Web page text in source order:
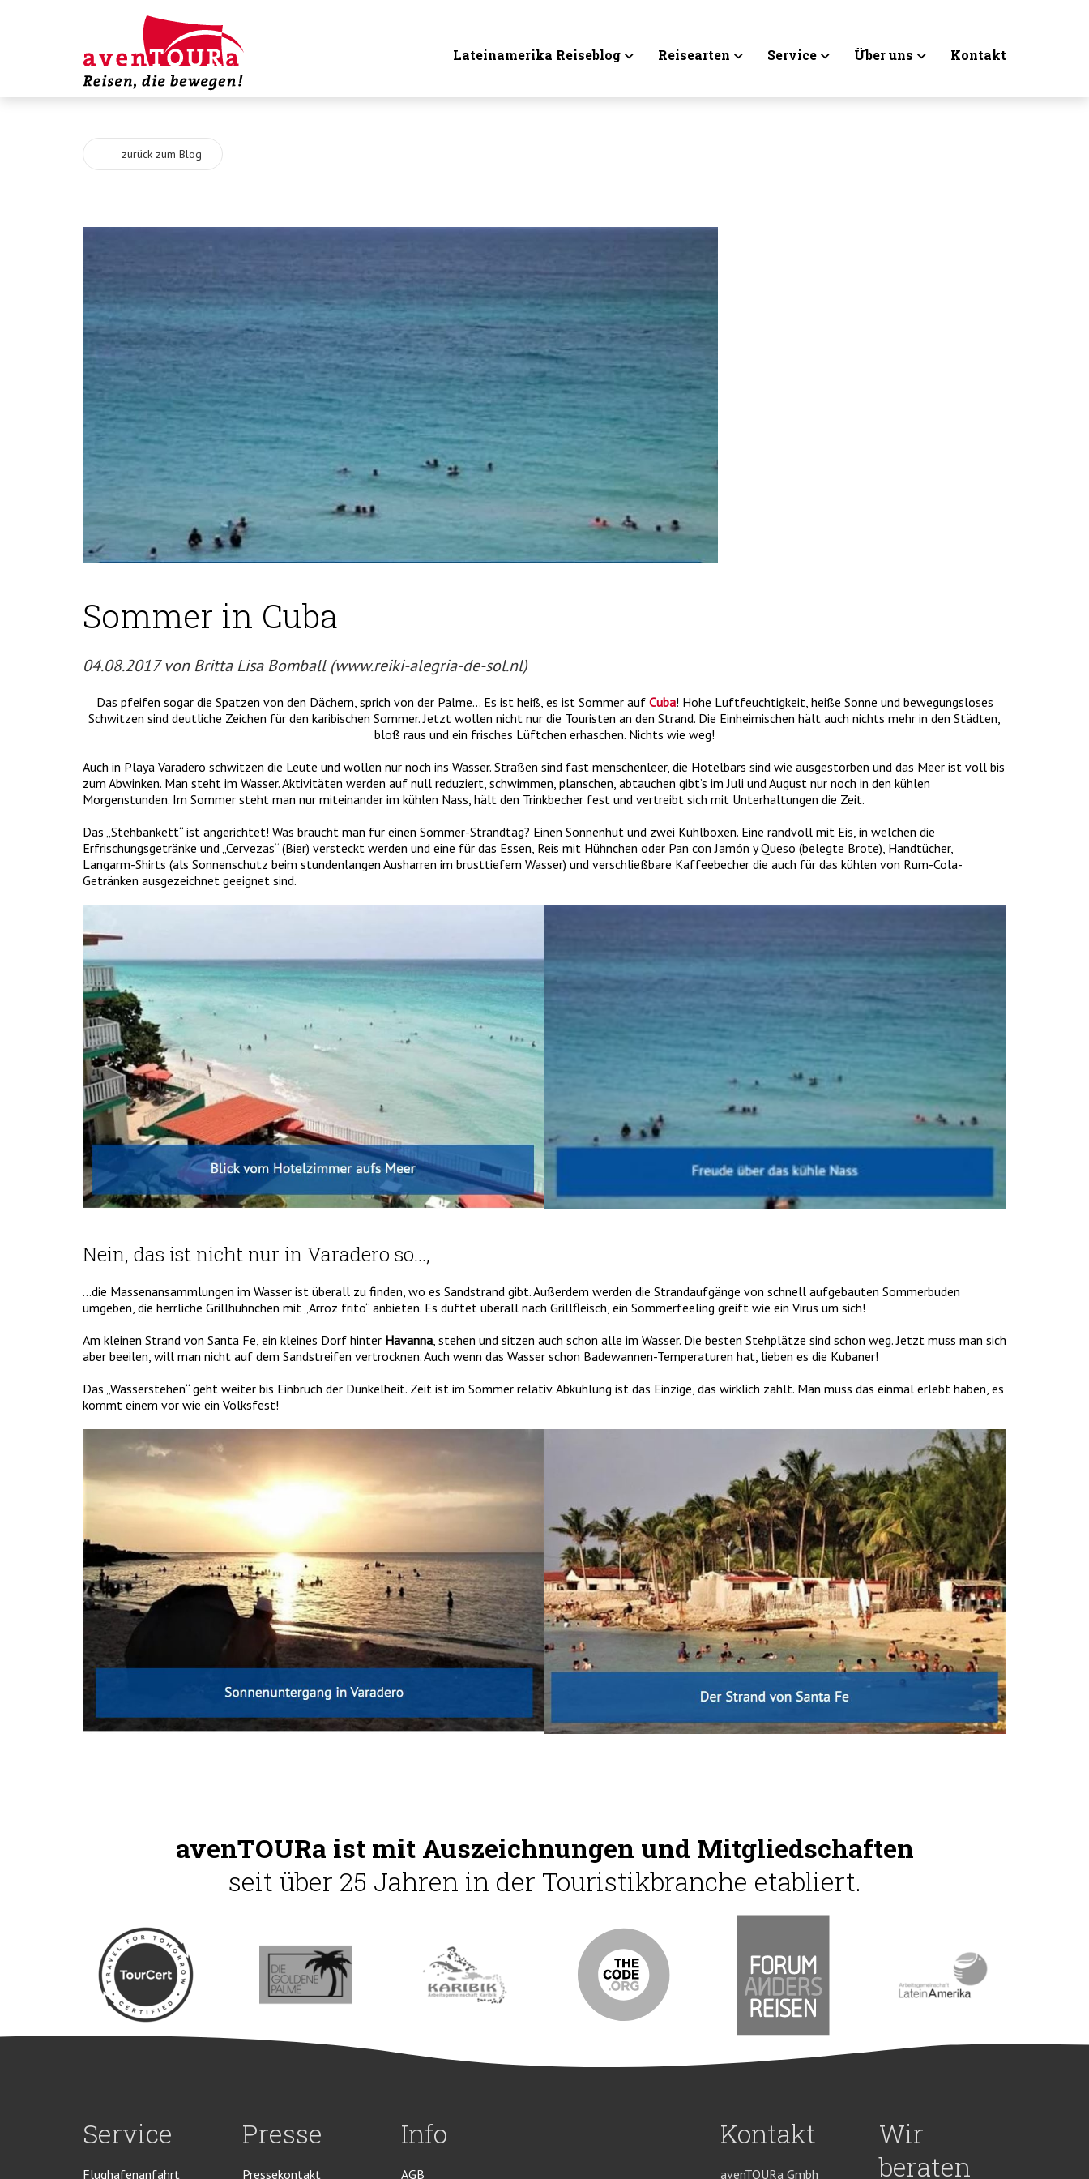
Lateinamerika Reiseblog Reisearten Service Über uns Kontakt
zurück zum Blog
Sommer in Cuba
04.08.2017 von Britta Lisa Bomball (www.reiki-alegria-de-sol.nl)
Das pfeifen sogar die Spatzen von den Dächern, sprich von der Palme… Es ist heiß, es ist Sommer auf Cuba! Hohe Luftfeuchtigkeit, heiße Sonne und bewegungsloses
Schwitzen sind deutliche Zeichen für den karibischen Sommer. Jetzt wollen nicht nur die Touristen an den Strand. Die Einheimischen hält auch nichts mehr in den Städten,
bloß raus und ein frisches Lüftchen erhaschen. Nichts wie weg!
Auch in Playa Varadero schwitzen die Leute und wollen nur noch ins Wasser. Straßen sind fast menschenleer, die Hotelbars sind wie ausgestorben und das Meer ist voll bis
zum Abwinken. Man steht im Wasser. Aktivitäten werden auf null reduziert, schwimmen, planschen, abtauchen gibt’s im Juli und August nur noch in den kühlen
Morgenstunden. Im Sommer steht man nur miteinander im kühlen Nass, hält den Trinkbecher fest und vertreibt sich mit Unterhaltungen die Zeit.
Das „Stehbankett“ ist angerichtet! Was braucht man für einen Sommer-Strandtag? Einen Sonnenhut und zwei Kühlboxen. Eine randvoll mit Eis, in welchen die
Erfrischungsgetränke und „Cervezas“ (Bier) versteckt werden und eine für das Essen, Reis mit Hühnchen oder Pan con Jamón y Queso (belegte Brote), Handtücher,
Langarm-Shirts (als Sonnenschutz beim stundenlangen Ausharren im brusttiefem Wasser) und verschließbare Kaffeebecher die auch für das kühlen von Rum-Cola-
Getränken ausgezeichnet geeignet sind.
Nein, das ist nicht nur in Varadero so…,
…die Massenansammlungen im Wasser ist überall zu finden, wo es Sandstrand gibt. Außerdem werden die Strandaufgänge von schnell aufgebauten Sommerbuden
umgeben, die herrliche Grillhühnchen mit „Arroz frito“ anbieten. Es duftet überall nach Grillfleisch, ein Sommerfeeling greift wie ein Virus um sich!
Am kleinen Strand von Santa Fe, ein kleines Dorf hinter Havanna, stehen und sitzen auch schon alle im Wasser. Die besten Stehplätze sind schon weg. Jetzt muss man sich
aber beeilen, will man nicht auf dem Sandstreifen vertrocknen. Auch wenn das Wasser schon Badewannen-Temperaturen hat, lieben es die Kubaner!
Das „Wasserstehen“ geht weiter bis Einbruch der Dunkelheit. Zeit ist im Sommer relativ. Abkühlung ist das Einzige, das wirklich zählt. Man muss das einmal erlebt haben, es
kommt einem vor wie ein Volksfest!
avenTOURa ist mit Auszeichnungen und Mitgliedschaften
seit über 25 Jahren in der Touristikbranche etabliert.
Service
Flughafenanfahrt
Presse
Pressekontakt
Info
AGB
Kontakt
avenTOURa Gmbh
Wir
beraten